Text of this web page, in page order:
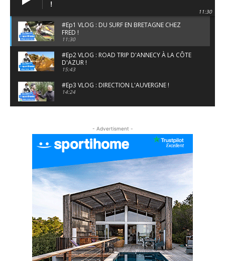
!
11:30
#Ep1 VLOG : DU SURF EN BRETAGNE CHEZ
FRED !
11:30
#Ep2 VLOG : ROAD TRIP D'ANNECY À LA CÔTE
D'AZUR !
15:43
#Ep3 VLOG : DIRECTION L'AUVERGNE !
14:24
#EP6 VLOG : SKI & RANDONNÉE DANS LES
ALPES
#EP7 VLOG : DE LA RAQUETTE EN PLEIN MILIEU
DU BEAUFORTAIN
04:09
#Ep8 VLOG : DÉCOUVERTE DU VERCORS ET DU
BASSIN GRENOBLOIS !
09:04
#Ep9 VLOG : UN SPORTIHOME CHEZ
SPORTIHOME !
07:21
- Advertisment -